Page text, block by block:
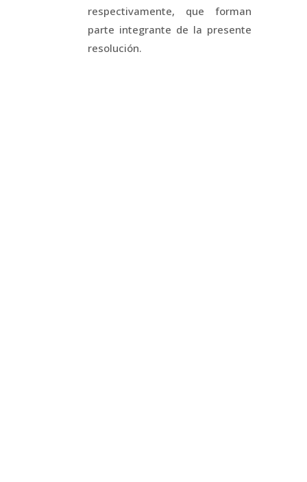
respectivamente, que forman
parte integrante de la presente
resolución.